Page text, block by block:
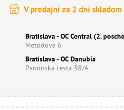
V predajni za 2 dni skladom
Bratislava - OC Central (2.
Metodova 6
Bratislava - OC Danubia
Panónska cesta 38/A